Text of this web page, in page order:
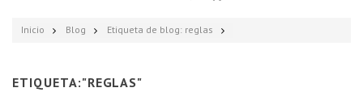
Inicio Blog Etiqueta de blog: reglas
ETIQUETA:"REGLAS"